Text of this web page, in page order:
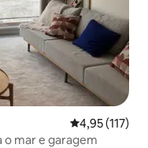
4,95 de uma
4,95 (117)
o mar e garagem